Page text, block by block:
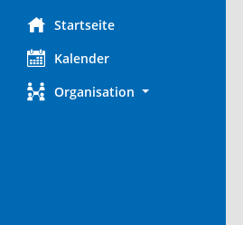
Startseite
Kalender
Organisation